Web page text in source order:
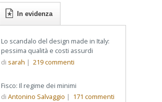
In evidenza
Lo scandalo del design made in Italy:
pessima qualità e costi assurdi
di sarah | 219commenti
Fisco: Il regime dei minimi
di Antonino Salvaggio | 171 commenti